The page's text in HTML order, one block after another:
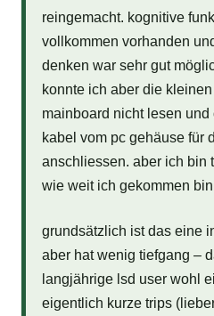
reingemacht. kognitive
vollkommen vorhanden
denken war sehr gut
konnte ich aber die
mainboard nicht lesen
kabel vom pc gehäuse für
anschliessen. aber ich bin
wie weit ich gekommen bin
grundsätzlich ist das eine
aber hat wenig tiefgang –
langjährige lsd user wohl
eigentlich kurze trips